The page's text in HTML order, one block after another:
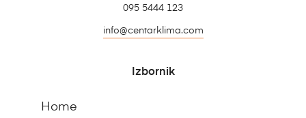
095 5444 123
info@centarklima.com
Izbornik
Home